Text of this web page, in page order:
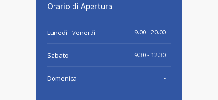
Orario di Apertura
Lunedì - Venerdì 9.00 - 20.00
Sabato 9.30 - 12.30
Domenica -